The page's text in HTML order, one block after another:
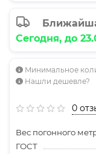
Сегодня, до
Минимальное
Нашли дешевле?
0
Вес погонного
ГОСТ